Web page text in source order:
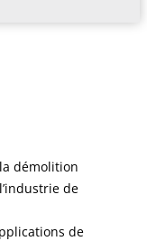
démolition
de
de